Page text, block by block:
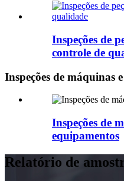
Inspeções de
controle de
Inspeções de máquinas
Inspeções de
equipamentos
Relatório de